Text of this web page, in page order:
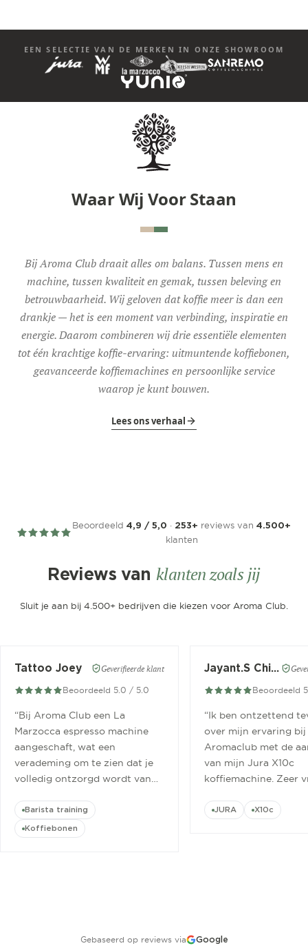
EEN SELECTIE VAN DE MERKEN IN ONZE SHOWROOM
Waar Wij Voor Staan
Bij Aroma Club draait alles om balans. Tussen mens en
machine, tussen kwaliteit en gemak, tussen beleving en
betrouwbaarheid. Wij geloven dat koffie meer is dan een
drankje — het is een moment van verbinding, inspiratie en
energie. Daarom combineren wij drie essentiële elementen
tot één krachtige koffie-ervaring: uitmuntende koffiebonen,
geavanceerde koffiemachines en persoonlijke service
waarop je kunt bouwen.
Lees ons verhaal
Beoordeeld 4,9 / 5,0 · 253+ reviews van 4.500+
klanten
Reviews van klanten zoals jij
Sluit je aan bij 4.500+ bedrijven die kiezen voor Aroma Club.
Tattoo Joey Geverifieerde klant
Beoordeeld 5.0 / 5.0
“Bij Aroma Club een La
Marzocca espresso machine
aangeschaft, wat een
verademing om te zien dat je
volledig ontzorgd wordt van
cursus.”
Barista training
Koffiebonen
Jayant.S Chitaroe
Beoordeeld
“Ik ben ontzettend
over mijn ervaring bij
Aromaclub met de
van mijn Jura X10c
koffiemachine. Zeer
JURA X10c
Gebaseerd op reviews via Google